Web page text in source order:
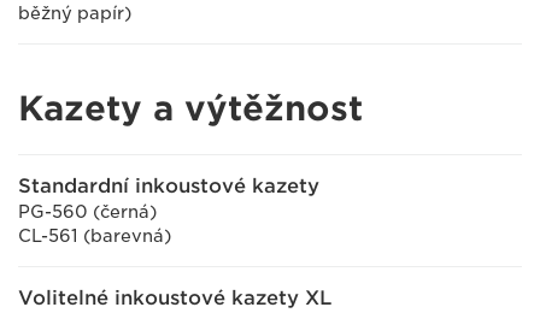
běžný papír)
Kazety a výtěžnost
Standardní inkoustové kazety
PG-560 (černá)
CL-561 (barevná)
Volitelné inkoustové kazety XL